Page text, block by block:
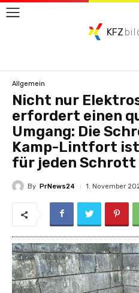
KFZ
Allgemein
Nicht nur
erfordert einen
Umgang: Die
Kamp-Lintfort ist
für jeden Schrott
By PrNews24 1. November